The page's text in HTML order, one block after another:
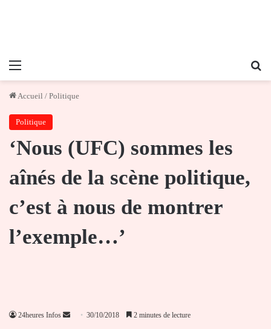
Menu
Accueil / Politique
Politique
‘Nous (UFC) sommes les
aînés de la scène politique,
c’est à nous de montrer
l’exemple…’
24heures Infos
Envoyer30/10/2018 2 minutes de lecture